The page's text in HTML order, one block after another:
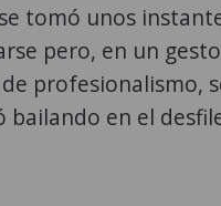
se tomó unos
pero, en un
profesionalismo,
bailando en el